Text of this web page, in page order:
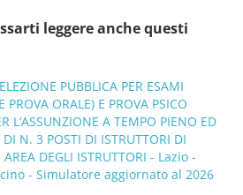
leggere anche questi
PUBBLICA PER ESAMI
PROVA ORALE) E PROVA PSICO
L’ASSUNZIONE A TEMPO PIENO ED
N. 3 POSTI DI ISTRUTTORI DI
AREA DEGLI ISTRUTTORI - Lazio -
- Simulatore aggiornato al 2026